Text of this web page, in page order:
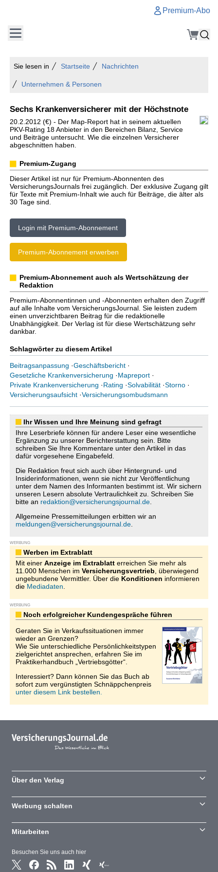
Premium-Abo
Sie lesen in Startseite Nachrichten
Unternehmen & Personen
Sechs Krankenversicherer mit der Höchstnote
20.2.2012 (€) - Der Map-Report hat in seinem aktuellen
PKV-Rating 18 Anbieter in den Bereichen Bilanz, Service
und Beiträge untersucht. Wie die einzelnen Versicherer
abgeschnitten haben.
Premium-Zugang
Dieser Artikel ist nur für Premium-Abonnenten des
VersicherungsJournals frei zugänglich. Der exklusive Zugang gilt
für Texte mit Premium-Inhalt wie auch für Beiträge, die älter als
30 Tage sind.
Login mit Premium-Abonnement
Premium-Abonnement erwerben
Premium-Abonnement auch als Wertschätzung der
Redaktion
Premium-Abonnentinnen und -Abonnenten erhalten den Zugriff
auf alle Inhalte vom VersicherungsJournal. Sie leisten zudem
einen unverzichtbaren Beitrag für die redaktionelle
Unabhängigkeit. Der Verlag ist für diese Wertschätzung sehr
dankbar.
Schlagwörter zu diesem Artikel
Beitragsanpassung ·Geschäftsbericht ·
Gesetzliche Krankenversicherung ·Mapreport ·
Private Krankenversicherung ·Rating ·Solvabilität ·Storno ·
Versicherungsaufsicht ·Versicherungsombudsmann
Ihr Wissen und Ihre Meinung sind gefragt
Ihre Leserbriefe können für andere Leser eine wesentliche
Ergänzung zu unserer Berichterstattung sein. Bitte
schreiben Sie Ihre Kommentare unter den Artikel in das
dafür vorgesehene Eingabefeld.
Die Redaktion freut sich auch über Hintergrund- und
Insiderinformationen, wenn sie nicht zur Veröffentlichung
unter dem Namen des Informanten bestimmt ist. Wir sichern
unseren Lesern absolute Vertraulichkeit zu. Schreiben Sie
bitte an redaktion@versicherungsjournal.de
Allgemeine Pressemitteilungen erbitten wir an
meldungen@versicherungsjournal.de
WERBUNG
Werben im Extrablatt
Mit einer Anzeige im Extrablatt erreichen Sie mehr als
11.000 Menschen im Versicherungsvertrieb , überwiegend
ungebundene Vermittler. Über die Konditionen informieren
die Mediadaten
WERBUNG
Noch erfolgreicher Kundengespräche führen
Geraten Sie in Verkaufssituationen immer
wieder an Grenzen?
Wie Sie unterschiedliche Persönlichkeitstypen
zielgerichtet ansprechen, erfahren Sie im
Praktikerhandbuch „Vertriebsgötter“.
Interessiert? Dann können Sie das Buch ab
sofort zum vergünstigten Schnäppchenpreis
unter diesem Link bestellen.
Besuchen Sie uns auch hier
Über den Verlag
Werbung schalten
Mitarbeiten